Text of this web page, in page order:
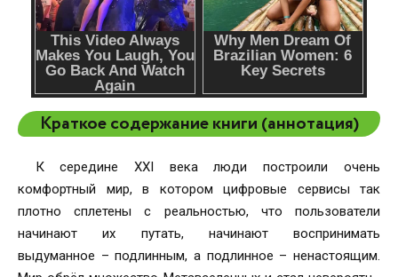
Краткое содержание книги (аннотация)
К середине XXI века люди построили очень
комфортный мир, в котором цифровые сервисы так
плотно сплетены с реальностью, что пользователи
начинают их путать, начинают воспринимать
выдуманное – подлинным, а подлинное – ненастоящим.